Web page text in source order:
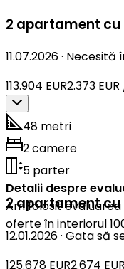
2 apartament
11.07.2026· Necesită
113.904 EUR2.373
48 metri
2 camere
5 parter
Detalii despre
Am folosit
oferte în interiorul
2 apartament
12.01.2026· Gata să
125.678 EUR2.674